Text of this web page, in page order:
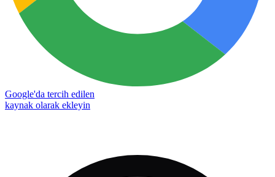
Google'da tercih edilen
kaynak olarak ekleyin